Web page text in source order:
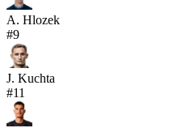
A. Hlozek
#9
J. Kuchta
#11